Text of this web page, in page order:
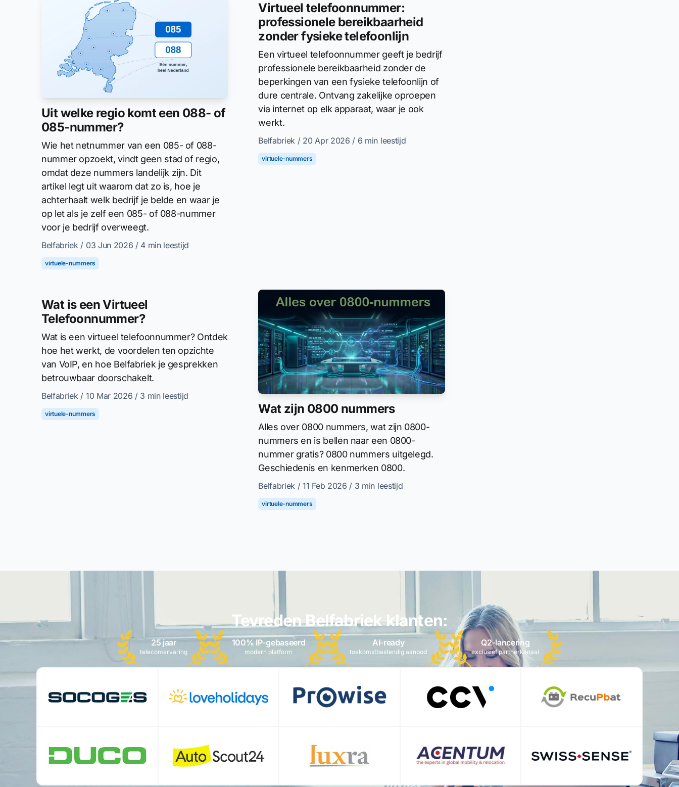
Uit welke regio komt een 088- of
085-nummer?
Wie het netnummer van een 085- of 088-
nummer opzoekt, vindt geen stad of regio,
omdat deze nummers landelijk zijn. Dit
artikel legt uit waarom dat zo is, hoe je
achterhaalt welk bedrijf je belde en waar je
op let als je zelf een 085- of 088-nummer
voor je bedrijf overweegt.
Belfabriek / 03 Jun 2026 / 4 min leestijd
virtuele-nummers
Virtueel telefoonnummer:
professionele bereikbaarheid
zonder fysieke telefoonlijn
Een virtueel telefoonnummer geeft je bedrijf
professionele bereikbaarheid zonder de
beperkingen van een fysieke telefoonlijn of
dure centrale. Ontvang zakelijke oproepen
via internet op elk apparaat, waar je ook
werkt.
Belfabriek / 20 Apr 2026 / 6 min leestijd
virtuele-nummers
Wat is een Virtueel
Telefoonnummer?
Wat is een virtueel telefoonnummer? Ontdek
hoe het werkt, de voordelen ten opzichte
van VoIP, en hoe Belfabriek je gesprekken
betrouwbaar doorschakelt.
Belfabriek / 10 Mar 2026 / 3 min leestijd
virtuele-nummers Wat zijn 0800 nummers
Alles over 0800 nummers, wat zijn 0800-
nummers en is bellen naar een 0800-
nummer gratis? 0800 nummers uitgelegd.
Geschiedenis en kenmerken 0800.
Belfabriek / 11 Feb 2026 / 3 min leestijd
virtuele-nummers
Tevreden Belfabriek klanten:
25 jaar
telecomervaring
100% IP-gebaseerd
modern platform
AI-ready
toekomstbestendig aanbod
Q2-lancering
exclusief partnerkanaal